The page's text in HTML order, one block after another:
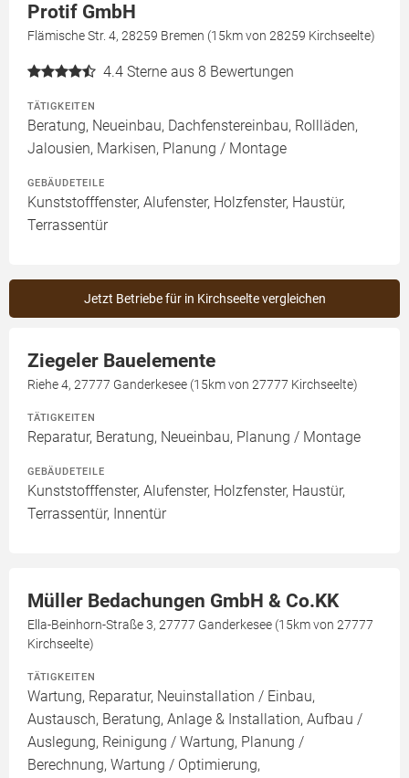
Protif GmbH
Flämische Str. 4, 28259 Bremen (15km von 28259 Kirchseelte)
4.4 Sterne aus 8 Bewertungen
TÄTIGKEITEN
Beratung, Neueinbau, Dachfenstereinbau, Rollläden,
Jalousien, Markisen, Planung / Montage
GEBÄUDETEILE
Kunststofffenster, Alufenster, Holzfenster, Haustür,
Terrassentür
Jetzt Betriebe für in Kirchseelte vergleichen
Ziegeler Bauelemente
Riehe 4, 27777 Ganderkesee (15km von 27777 Kirchseelte)
TÄTIGKEITEN
Reparatur, Beratung, Neueinbau, Planung / Montage
GEBÄUDETEILE
Kunststofffenster, Alufenster, Holzfenster, Haustür,
Terrassentür, Innentür
Müller Bedachungen GmbH & Co.KK
Ella-Beinhorn-Straße 3, 27777 Ganderkesee (15km von 27777
Kirchseelte)
TÄTIGKEITEN
Wartung, Reparatur, Neuinstallation / Einbau,
Austausch, Beratung, Anlage & Installation, Aufbau /
Auslegung, Reinigung / Wartung, Planung /
Berechnung, Wartung / Optimierung,